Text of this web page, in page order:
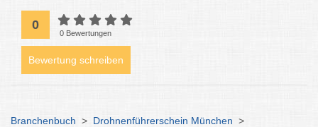
0
0 Bewertungen
Bewertung schreiben
Branchenbuch > Drohnenführerschein München >